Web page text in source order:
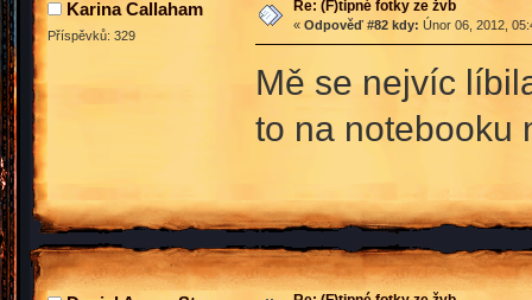
Karina Callaham
Příspěvků: 329
Re: (F)tipné fotky ze žvb
« Odpověď #82 kdy: Únor 06, 2012,
Mě se nejvíc
to na notebooku